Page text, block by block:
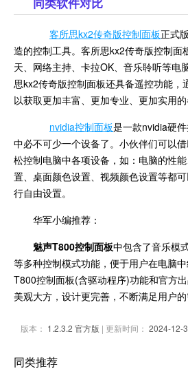
客所思kx2传奇版控制面板正式
造的控制工具。客所思kx2传奇版控制面
天、网络主持、卡拉OK、音乐聆听等电
思kx2传奇版控制面板还具备遥控功能，
以获取更加丰富、更加专业、更加实用的
nvidia控制面板是一款nvidia硬
中必不可少一个设备了。小伙伴们可以
松控制电脑中各项设备，如：电脑的性
置、桌面颜色设置、视频颜色设置等都
行自由设置。
华军小编推荐：
魅声T800控制面板中包含了音乐模
等多种控制模式功能，便于用户在电脑
T800控制面板(含驱动程序)功能和官方
美观大方，设计更完善，不断满足用户的
版本： 1.2.3.2 官方版 | 更新时间： 2024-12-
同类推荐